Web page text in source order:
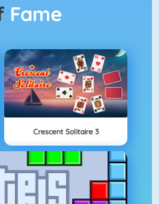
Fame
Crescent Solitaire 3